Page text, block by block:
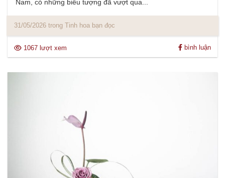
Nam, có những biểu tượng đã vượt qua...
31/05/2026 trong Tinh hoa bạn đọc
1067 lượt xem bình luận